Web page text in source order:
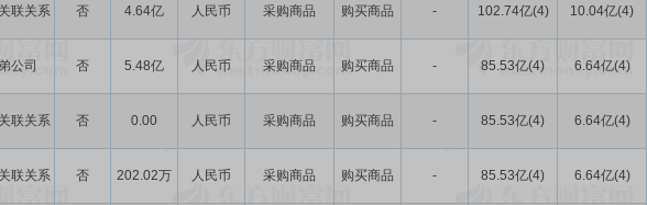
联关系 否 4.64亿 人民币 采购商品 购买商品 - 102.74亿(4) 10.04亿(4)
公司 否 5.48亿 人民币 采购商品 购买商品 - 85.53亿(4) 6.64亿(4)
联关系 否 0.00 人民币 采购商品 购买商品 - 85.53亿(4) 6.64亿(4)
联关系 否 202.02万 人民币 采购商品 购买商品 - 85.53亿(4) 6.64亿(4)